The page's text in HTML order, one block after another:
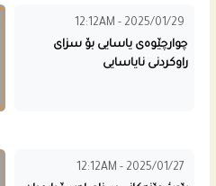
12:12AM - 2025/01/29
چوارچێوه‌ی یاسایی بۆ سزای
راوكردنی نایاسایی
12:12AM - 2025/01/27